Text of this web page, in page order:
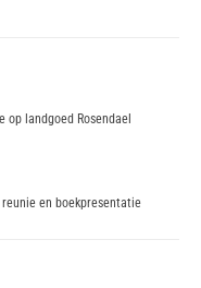
landgoed Rosendael
en boekpresentatie